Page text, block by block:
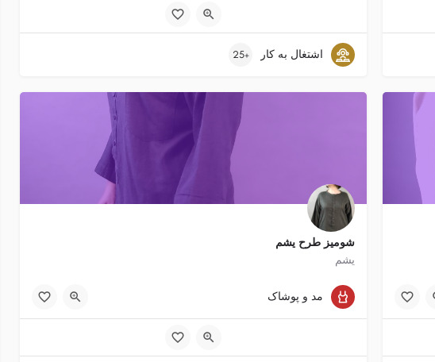
اشتغال به کار +25
شومیز طرح یشم
یشم
1200 تومان
پدر, مادر, نامزد (مرد), نامزد (زن), پسر (جوان), دختر(جوان)
مد و پوشاک